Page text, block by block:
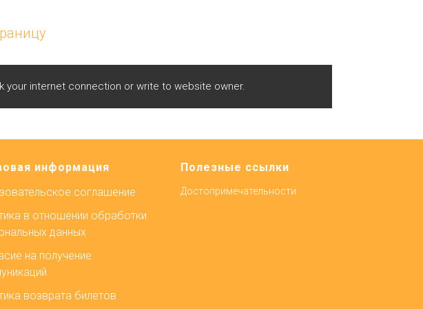
internet connection or write to website owner.
информация
соглашение
в отношении обработки
данных
на получение
возврата билетов
Полезные ссылки
Достопримечательности